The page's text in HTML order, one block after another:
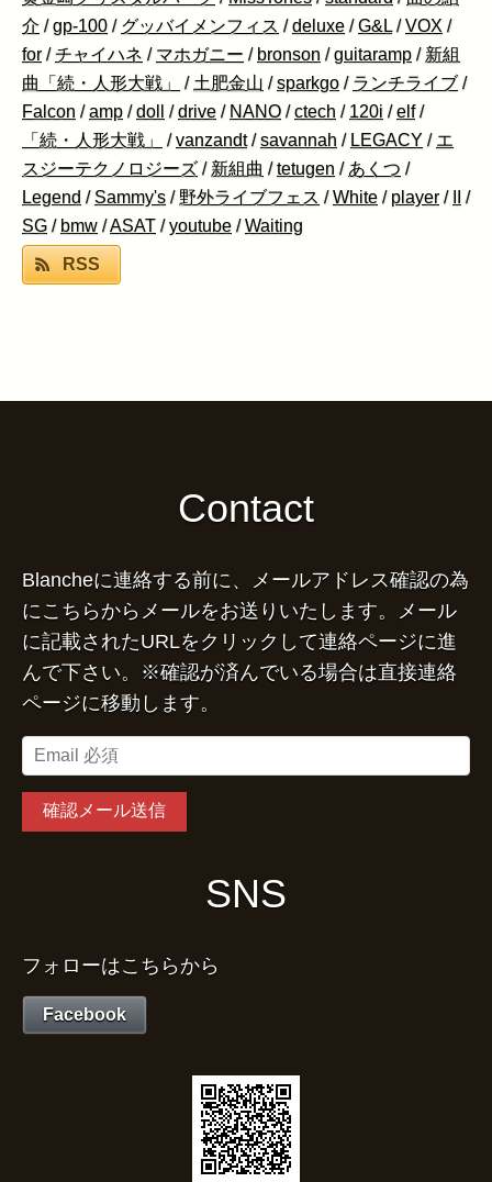
介 /gp-100 / グッバイメンフィス /deluxe /G&L /VOX /
for /チャイハネ / マホガニー / bronson /guitaramp / 新組
曲「続・人形大戦」
/ 土肥金山 /sparkgo / ランチライブ /
Falcon /amp /doll /drive / NANO /ctech / 120i /elf /
「続・人形大戦」
/vanzandt /savannah / LEGACY / エ
スジーテクノロジーズ / 新組曲 /tetugen / あくつ /
Legend /Sammy's / 野外ライブフェス /White / player /
/
SG / bmw /ASAT /youtube /Waiting
RSS
Contact
Blancheに連絡する前に、メールアドレス確認の為
にこちらからメールをお送りいたします。メール
に記載されたURLをクリックして連絡ページに進
んで下さい。※確認が済んでいる場合は直接連絡
ページに移動します。
SNS
フォローはこちらから
Facebook